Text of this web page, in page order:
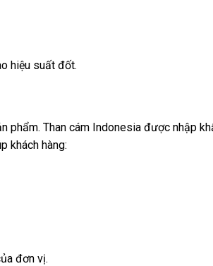
hiệu suất đốt.
phẩm. Than cám Indonesia được nhập
khách hàng:
đơn vị.